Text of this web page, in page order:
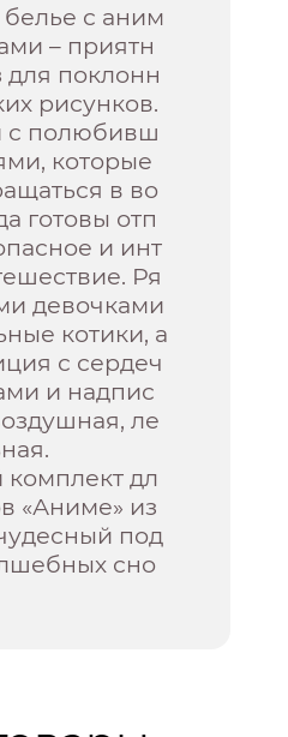
с аним
– приятн
поклонн
рисунков.
с полюбивш
которые
в во
готовы отп
и инт
Ря
девочками
котики, а
с сердеч
и надпис
ле
дл
«Аниме» из
под
сно